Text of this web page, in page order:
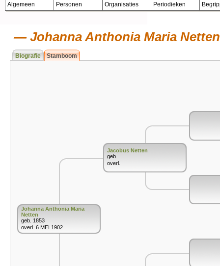
Algemeen Personen Organisaties Periodieken
Johanna Anthonia Maria Netten
Biografie Stamboom
Johanna Anthonia Maria
Netten
geb. 1853
overl. 6 MEI 1902
Jacobus Netten
geb.
overl.